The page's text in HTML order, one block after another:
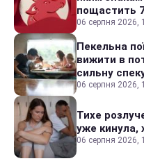
пощастить
06 серпня 2026,
Пекельна
вижити в
сильну
06 серпня 2026,
Тихе
уже кинула,
06 серпня 2026,